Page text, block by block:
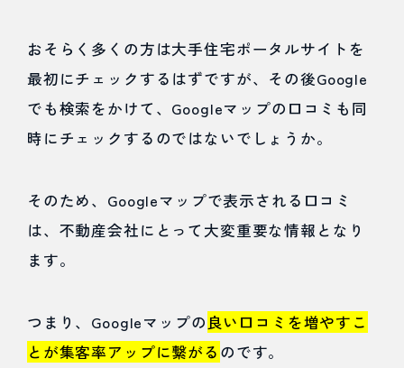
構造化
マーク
4.7
コツ
⑦：関
サイト
おそらく多くの方は大手住宅ポータルサイトを
最初にチェックするはずですが、その後Google
でも検索をかけて、Googleマップの口コミも同
時にチェックするのではないでしょうか。
そのため、Googleマップで表示される口コミ
は、不動産会社にとって大変重要な情報となり
ます。
つまり、Googleマップの良い口コミを増やすこ
とが集客率アップに繋がる のです。